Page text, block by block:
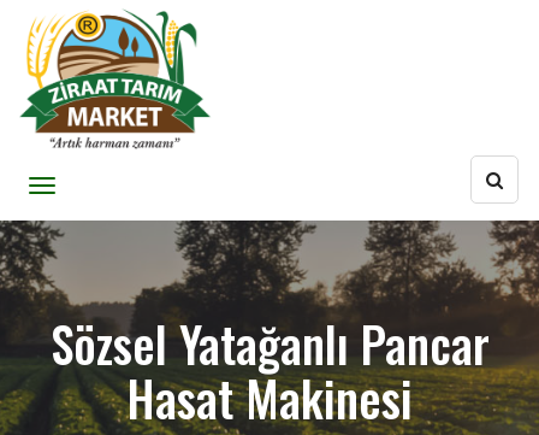
Sözsel Yatağanlı Pancar
Hasat Makinesi